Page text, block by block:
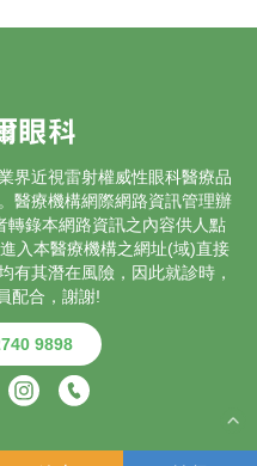
界近視雷射權威性眼科醫療品
醫療機構網際網路資訊管理辦
轉錄本網路資訊之內容供人點
入本醫療機構之網址(域)直接
有其潛在風險，因此就診時，
配合，謝謝!
9898
. ALL RIGHTS RESERVED.